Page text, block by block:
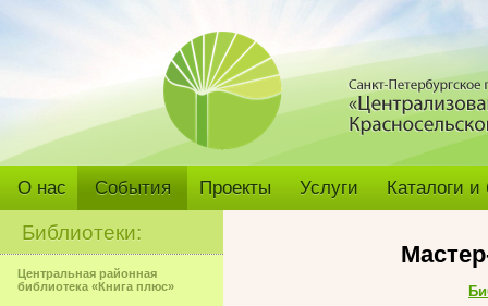
О нас События Проекты Услуги Каталоги
Библиотеки:
Центральная районная
библиотека «Книга плюс»